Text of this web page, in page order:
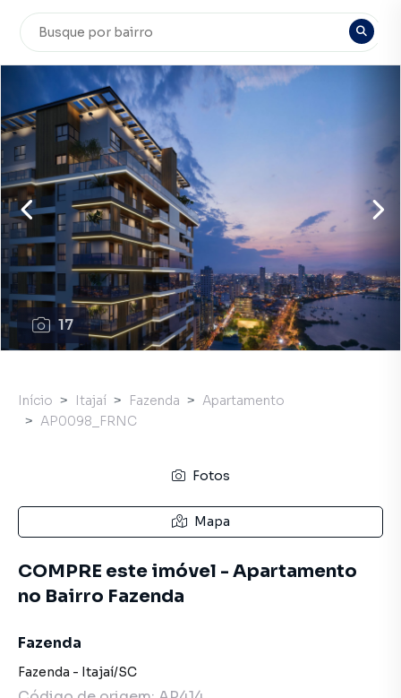
17
Início Itajaí Fazenda
Apartamento
AP0098_FRNC
Fotos
Mapa
COMPRE este imóvel - Apartamento
no Bairro Fazenda
Fazenda
Fazenda - Itajaí/SC